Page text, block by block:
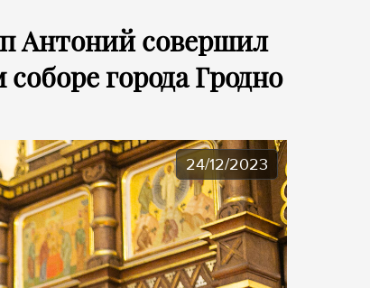
Антоний совершил
города Гродно
24/12/2023